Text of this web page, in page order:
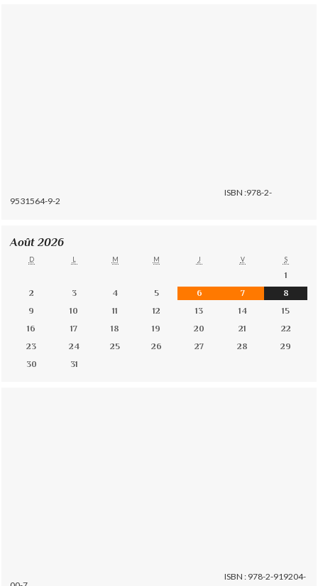
ISBN :978-2-
9531564-9-2
Août 2026
D L M M J V S
1
2
3 4 5 6 7
8
9
10 11 12 13 14
15
16
17 18 19 20 21
22
23
24 25 26 27 28
29
30
31
ISBN : 978-2-919204-